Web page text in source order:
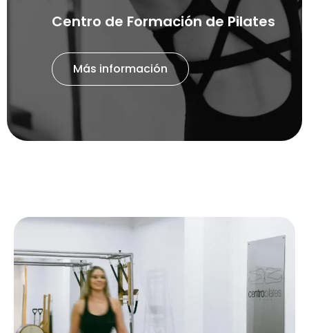
Centro de Formación de Pilates
Más información